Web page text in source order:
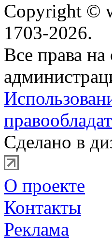
Copyright ©
1703-2026.
Все права
Сделано в
О проекте
Контакты
Реклама